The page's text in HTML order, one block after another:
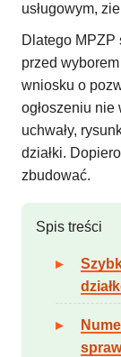
usługowym,
Dlatego MPZP
przed
wniosku o
ogłoszeniu nie
uchwały,
działki.
zbudować.
Spis treści